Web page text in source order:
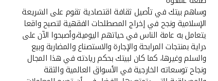
مصر
المملكة المتحدة
مملكة البحرين
وساهم بيتك في تأصيل ثقافة اقتصادية تقوم على الشريعة
الإسلامية ونجح في إخراج المصطلحات الفقهية لتصبح واقعا
يتعامل به عامة الناس في حياتهم اليومية،وأصبحوا الآن على
دراية بمنتجات المرابحة والإجارة والاستصناع والمضاربة وبيع
والسلم وغيرها، كما كان لبيتك بحكم ريادته في هذا المجال
ونجاح توسعاته الخارجية في الأسواق العالمية والثقة